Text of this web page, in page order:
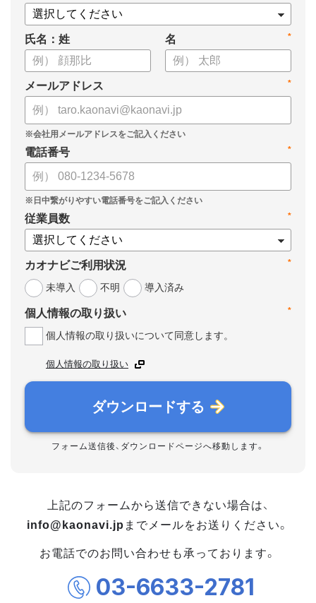
氏名：姓 *
名
*
メールアドレス
*
電話番号
*
従業員数
*
カオナビご利用状況
未導入
不明 導入済み
*
個人情報の取り扱い
個人情報の取り扱いについて同意します。
個人情報の取り扱い
ダウンロードする
フォーム送信後、ダウンロードページへ移動します。
上記のフォームから送信できない場合は、
info@kaonavi.jp までメールをお送りください。
お電話でのお問い合わせも承っております。
03-6633-2781